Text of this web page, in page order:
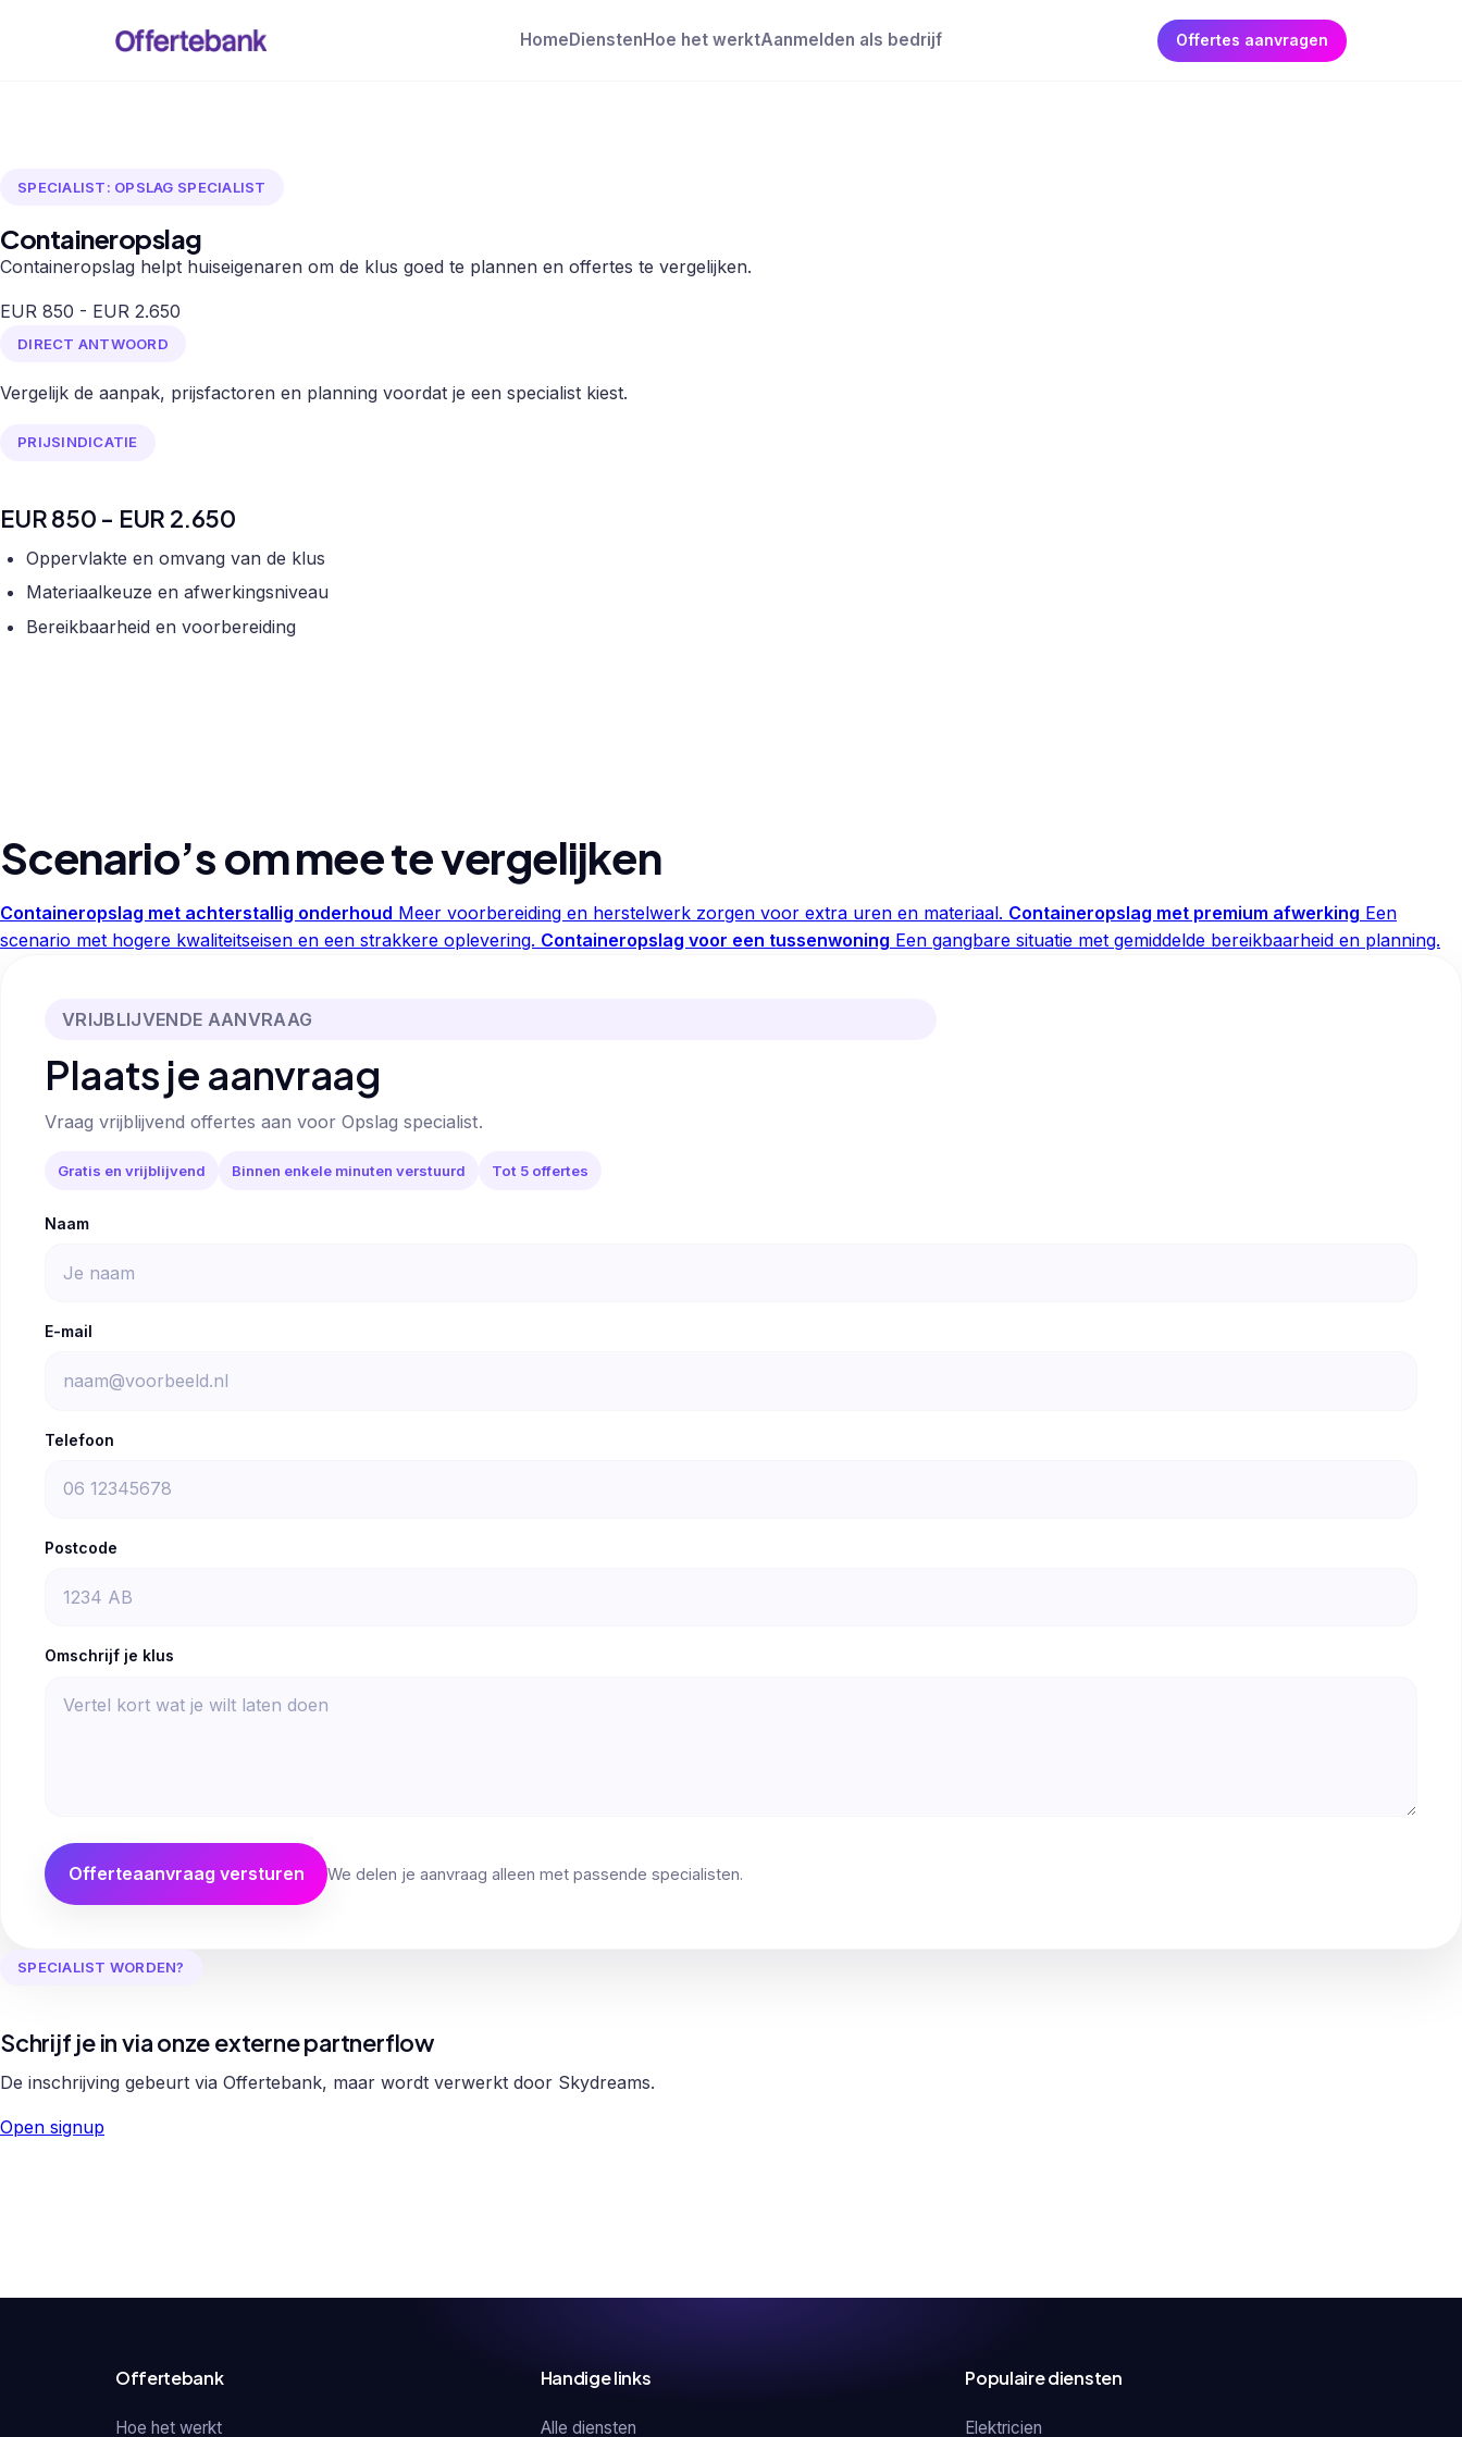
Home Diensten Hoe het werktAanmelden als bedrijf Offertes aanvragen
SPECIALIST: OPSLAG SPECIALIST
Containeropslag
Containeropslag helpt huiseigenaren om de klus goed te plannen en offertes te vergelijken.
EUR 850 - EUR 2.650
DIRECT ANTWOORD
Vergelijk de aanpak, prijsfactoren en planning voordat je een specialist kiest.
PRIJSINDICATIE
EUR 850 - EUR 2.650
Oppervlakte en omvang van de klus
Materiaalkeuze en afwerkingsniveau
Bereikbaarheid en voorbereiding
Scenario’s om mee te vergelijken
Containeropslag met achterstallig onderhoud Meer voorbereiding en herstelwerk zorgen voor extra uren en materiaal. Containeropslag met premium afwerking Een
scenario met hogere kwaliteitseisen en een strakkere oplevering. Containeropslag voor een tussenwoning Een gangbare situatie met gemiddelde bereikbaarheid en planning.
VRIJBLIJVENDE AANVRAAG
Plaats je aanvraag
Vraag vrijblijvend offertes aan voor Opslag specialist.
Gratis en vrijblijvend Binnen enkele minuten verstuurd Tot 5 offertes
Naam
E-mail
Telefoon
Postcode
Omschrijf je klus
Offerteaanvraag versturen We delen je aanvraag alleen met passende specialisten.
SPECIALIST WORDEN?
Schrijf je in via onze externe partnerflow
De inschrijving gebeurt via Offertebank, maar wordt verwerkt door Skydreams.
Open signup
Offertebank
Hoe het werkt
Handige links
Alle diensten
Populaire diensten
Elektricien